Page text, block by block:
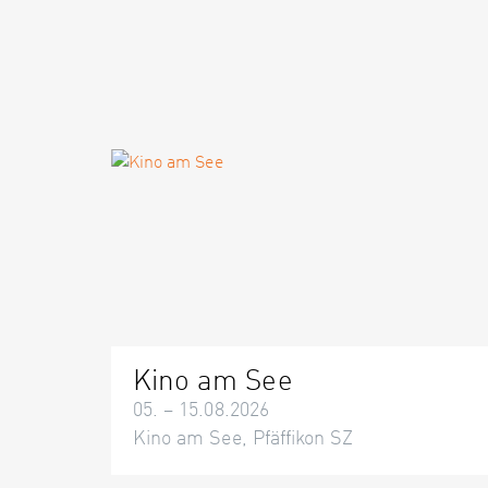
Kino am See
05. – 15.08.2026
Kino am See, Pfäffikon SZ